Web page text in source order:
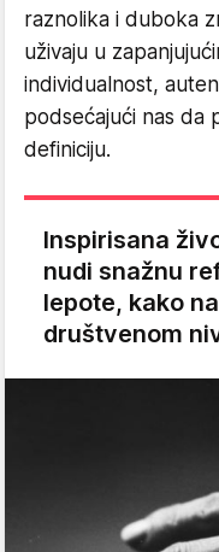
raznolika i duboka
uživaju u
individualnost,
podsećajući nas da
definiciju.
Inspirisana
nudi snažnu
lepote, kako
društvenom